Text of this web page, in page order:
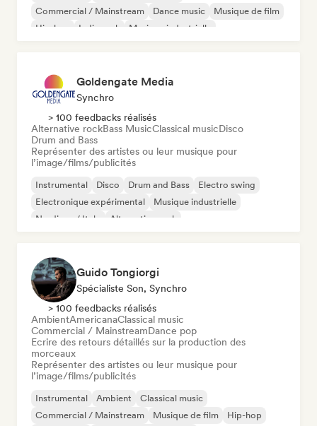
Commercial / Mainstream
Dance music
Musique de film
Hip-hop
Indie rock Musique industrielle
Goldengate Media
Synchro
> 100 feedbacks réalisés
Alternative rockBass MusicClassical musicDisco
Drum and Bass
Représenter des artistes ou leur musique pour
l’image/films/publicités
Instrumental Disco Drum and Bass
Electro swing
Electronique expérimental
Musique industrielle
Nu-disco / Italo
Alternative rock
Guido Tongiorgi
Spécialiste Son, Synchro
> 100 feedbacks réalisés
AmbientAmericanaClassical music
Commercial / MainstreamDance pop
Ecrire des retours détaillés sur la production des
morceaux
Représenter des artistes ou leur musique pour
l’image/films/publicités
Instrumental Ambient
Classical music
Commercial / Mainstream
Musique de film
Hip-hop